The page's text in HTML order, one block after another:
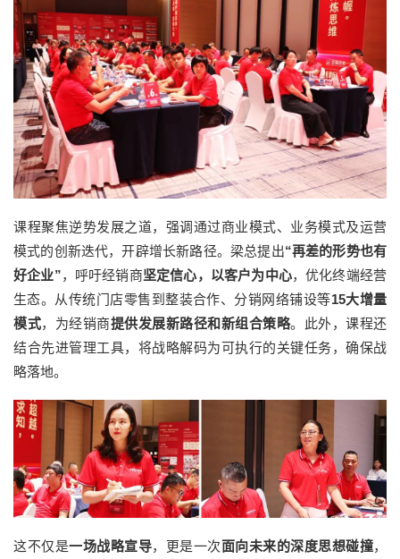
课程聚焦逆势发展之道，强调通过商业模式、业务模式及运营
模式的创新迭代，开辟增长新路径。梁总提出“再差的形势也有
好企业”，呼吁经销商坚定信心，以客户为中心，优化终端经营
生态。从传统门店零售到整装合作、分销网络铺设等15大增量
模式，为经销商提供发展新路径和新组合策略。此外，课程还
结合先进管理工具，将战略解码为可执行的关键任务，确保战
略落地。
这不仅是一场战略宣导，更是一次面向未来的深度思想碰撞，